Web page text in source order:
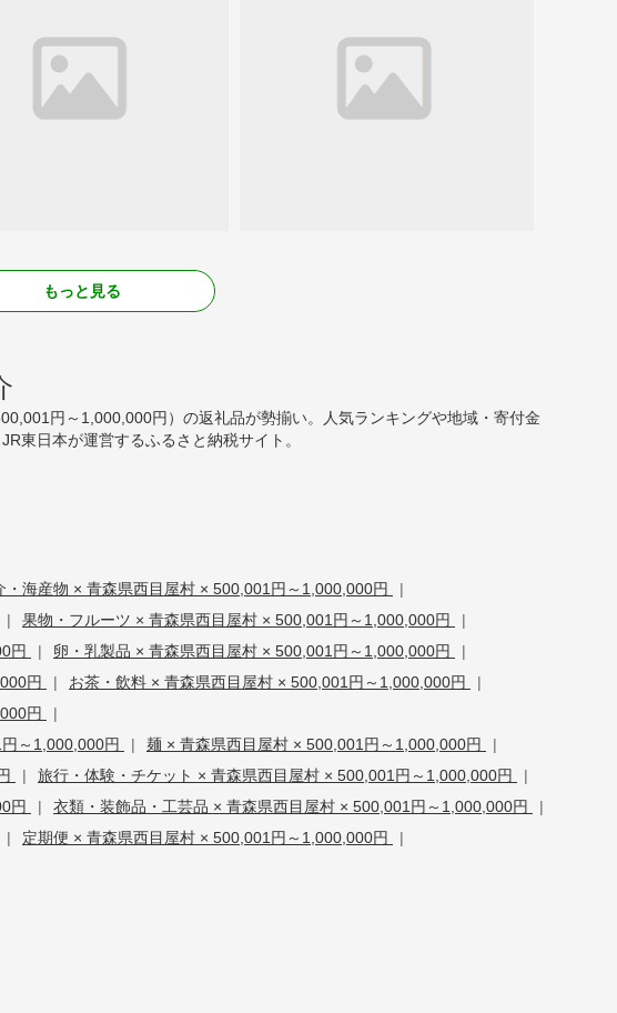
もっと見る
円～1,000,000円）の返礼品が勢揃い。人気ランキングや地域・寄付金
東日本が運営するふるさと納税サイト。
・海産物 × 青森県西目屋村 × 500,001円～1,000,000円
|
| 果物・フルーツ × 青森県西目屋村 × 500,001円～1,000,000円
|
円
| 卵・乳製品 × 青森県西目屋村 × 500,001円～1,000,000円
|
円
| お茶・飲料 × 青森県西目屋村 × 500,001円～1,000,000円
|
円
|
～1,000,000円
| 麺 × 青森県西目屋村 × 500,001円～1,000,000円
|
| 旅行・体験・チケット × 青森県西目屋村 × 500,001円～1,000,000円
|
円
| 衣類・装飾品・工芸品 × 青森県西目屋村 × 500,001円～1,000,000円
|
| 定期便 × 青森県西目屋村 × 500,001円～1,000,000円
|